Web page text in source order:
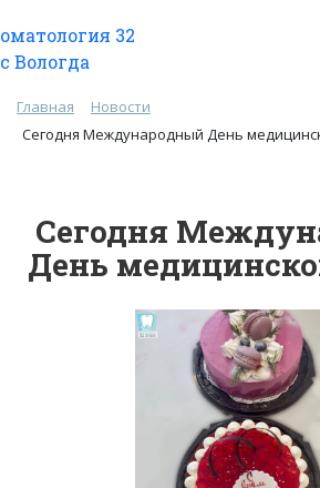
Главная
Новости
Сегодня Международный День
Сегодня
День